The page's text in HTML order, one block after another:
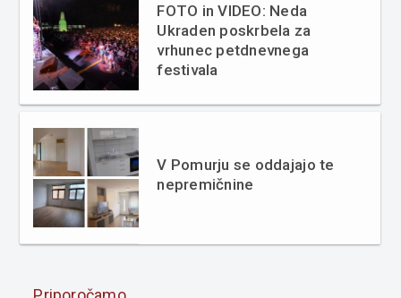
FOTO in VIDEO: Neda
Ukraden poskrbela za
vrhunec petdnevnega
festivala
V Pomurju se oddajajo te
nepremičnine